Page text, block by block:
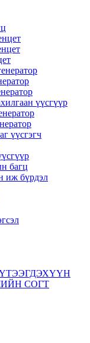
үүсгүүр
үүсгэгч
багц
иж бүрдэл
СОГТ